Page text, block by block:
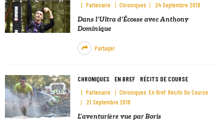
Partenaire Chroniques
24 Septembre 2019
Dans l’Ultra d’Écosse avec Anthony
Dominique
Partager
CHRONIQUES EN BREF RÉCITS DE COURSE
Partenaire Chroniques En Bref Récits De Course
21 Septembre 2018
L’aventurière vue par Boris